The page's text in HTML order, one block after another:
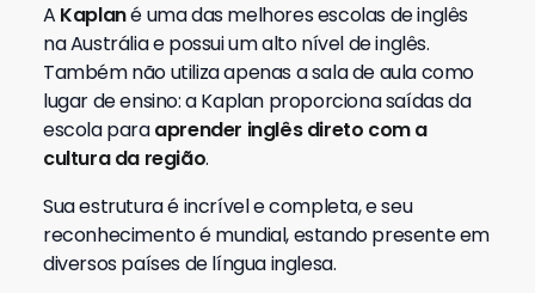
A Kaplané uma das melhores escolas de inglês
na Austrália e possui um alto nível de inglês.
Também não utiliza apenas a sala de aula como
lugar de ensino: a Kaplan proporciona saídas da
escola paraaprender inglês direto com a
cultura da região.
Sua estrutura é incrível e completa, e seu
reconhecimento é mundial, estando presente em
diversos países de língua inglesa.